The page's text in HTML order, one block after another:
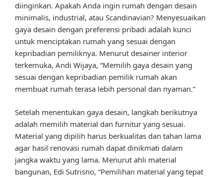
diinginkan. Apakah Anda ingin rumah dengan desain
minimalis, industrial, atau Scandinavian? Menyesuaikan
gaya desain dengan preferensi pribadi adalah kunci
untuk menciptakan rumah yang sesuai dengan
kepribadian pemiliknya. Menurut desainer interior
terkemuka, Andi Wijaya, “Memilih gaya desain yang
sesuai dengan kepribadian pemilik rumah akan
membuat rumah terasa lebih personal dan nyaman.”
Setelah menentukan gaya desain, langkah berikutnya
adalah memilih material dan furnitur yang sesuai.
Material yang dipilih harus berkualitas dan tahan lama
agar hasil renovasi rumah dapat dinikmati dalam
jangka waktu yang lama. Menurut ahli material
bangunan, Edi Sutrisno, “Pemilihan material yang tepat